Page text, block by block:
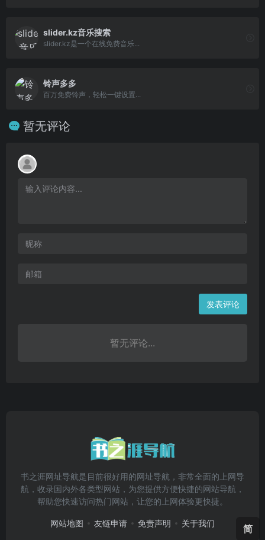
slider.kz音乐搜索
slider.kz是一个在线免费音乐...
铃声多多
百万免费铃声，轻松一键设置...
暂无评论
发表评论
暂无评论...
书之涯网址导航是目前很好用的网址导航，非常全面的上网导
航，收录国内外各类型网站，为您提供方便快捷的网站导航，
帮助您快速访问热门网站，让您的上网体验更快捷。
网站地图 友链申请 免责声明 关于我们 简